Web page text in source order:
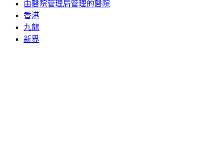
由醫院管理局管理的醫院
香港
九龍
新界